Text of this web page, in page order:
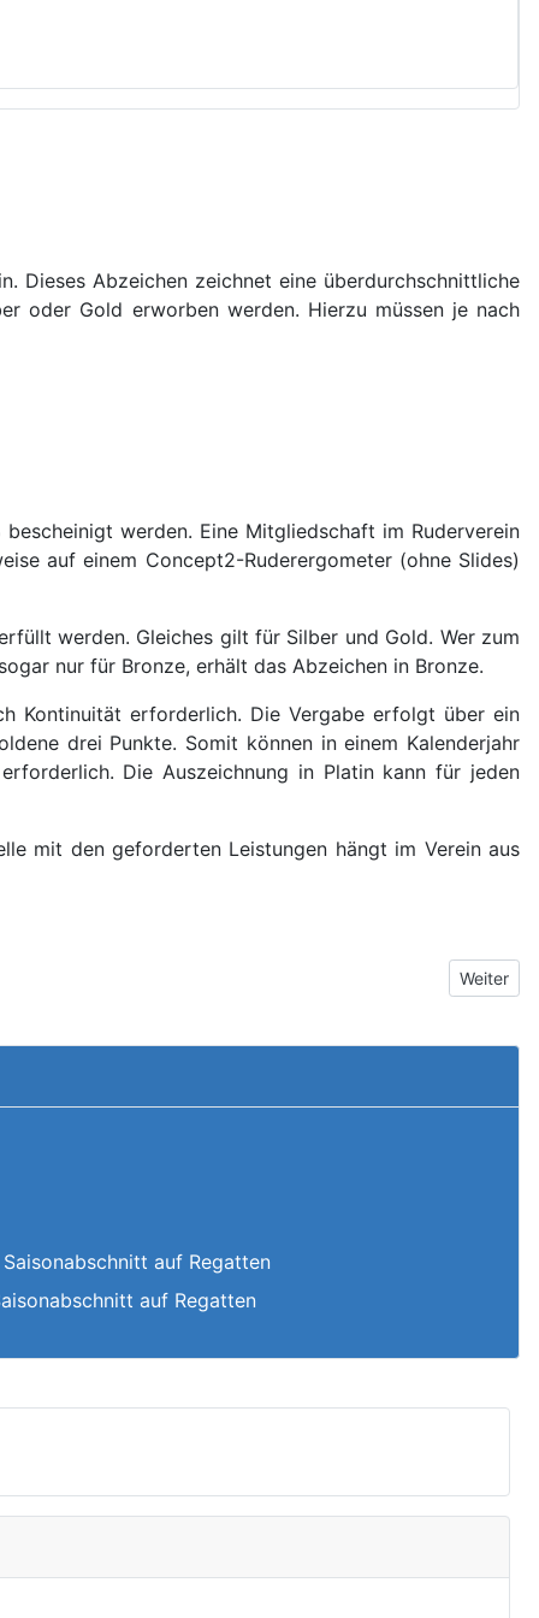
Dieses Abzeichen zeichnet eine überdurchschnittliche
oder Gold erworben werden. Hierzu müssen je nach
werden. Eine Mitgliedschaft im Ruderverein
auf einem Concept2-Ruderergometer (ohne Slides)
werden. Gleiches gilt für Silber und Gold. Wer zum
nur für Bronze, erhält das Abzeichen in Bronze.
Kontinuität erforderlich. Die Vergabe erfolgt über ein
drei Punkte. Somit können in einem Kalenderjahr
Die Auszeichnung in Platin kann für jeden
mit den geforderten Leistungen hängt im Verein aus
Nächster
Weiter
auf Regatten
auf Regatten